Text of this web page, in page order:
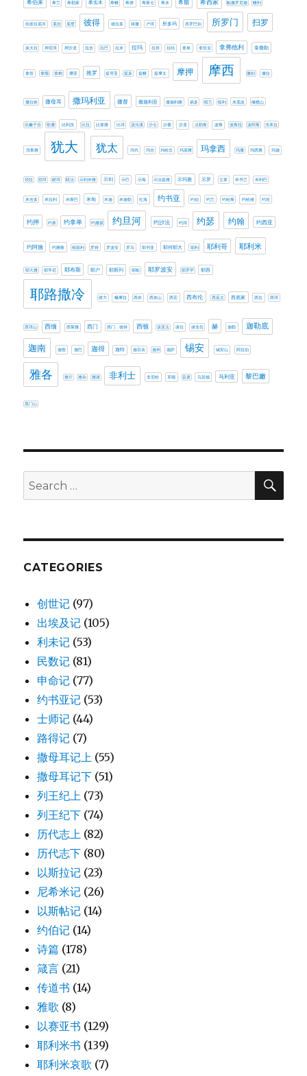
希伯来 希兰 希勒家 希实本 希幔 希律 希斯仑 希未 希腊 希西家 帖撒罗尼迦 幔利
幼发拉底河 底但 底璧 彼得 彼拉多 得撒 户珥 所多玛 所罗巴伯 所罗门 扫罗
抹大拉 押尼珥 押沙龙 拉吉 拉巴 拉末 拉玛 拉班 拉结 拿单 拿坦业 拿弗他利 拿撒勒
拿答 拿顺 拿鹤 挪亚 推罗 提哥亚 提多 提幔 提摩太 摩押 摩西 撒刻 撒拉
撒拉铁 撒母耳 撒玛利亚 撒督 撒迦利亚 撒迦利雅 易多 暗兰 暗利 末底改 橄榄山
欣嫩子谷 歌珊 比利洗 比拉 比拿雅 比珥 汲沦溪 沙仑 沙番 沙龙 法勒斯 波斯 波斯拉 波阿斯 洗革拉
洗鲁雅 犹大 犹太 玛代 玛吉 玛哈念 玛基雅 玛拿西 玛撒 玛西雅 玛迦
琐拉 琐珥 睚珥 矶法 示利米雅 示剑 示巴 示每 示法提雅 示玛雅 示罗 立拿 米书兰 米利巴
米吉多 米拉利 米斯巴 米甸 米迦 米迦勒 红海 约书亚 约伯 约兰 约哈斯 约哈难 约坦
约押 约拿 约拿单 约撒拔 约旦河 约沙法 约珥 约瑟 约翰 约西亚
约阿施 约雅敬 细基利 罗得 罗波安 罗马 耶书亚 耶何耶大 耶利 耶利哥 耶利米
耶大雅 耶孚尼 耶布斯 耶户 耶斯列 耶歇 耶罗波安 耶罗罕 耶西
耶路撒冷 腓力 蛾摩拉 西奈 西奈山 西宏 西布伦 西庇太 西底家 西拉 西珥
西珥山 西缅 西莱雅 西门 西门．彼得 西顿 该亚法 谢拉 谢非拉 赫 迦勒 迦勒底
迦南 迦密 迦巴 迦得 迦特 迦百农 迦米 迦萨 锡安 锡安山 阿拉伯
雅各 雅斤 雅杂 雅谢 非利士 非尼哈 革顺 音麦 马其顿 马利亚 黎巴嫩
黑门山
Search
for:
CATEGORIES
创世记 (97)
出埃及记 (105)
利未记 (53)
民数记 (81)
申命记 (77)
约书亚记 (53)
士师记 (44)
路得记 (7)
撒母耳记上 (55)
撒母耳记下 (51)
列王纪上 (73)
列王纪下 (74)
历代志上 (82)
历代志下 (80)
以斯拉记 (23)
尼希米记 (26)
以斯帖记 (14)
约伯记 (14)
诗篇 (178)
箴言 (21)
传道书 (14)
雅歌 (8)
以赛亚书 (129)
耶利米书 (139)
耶利米哀歌 (7)